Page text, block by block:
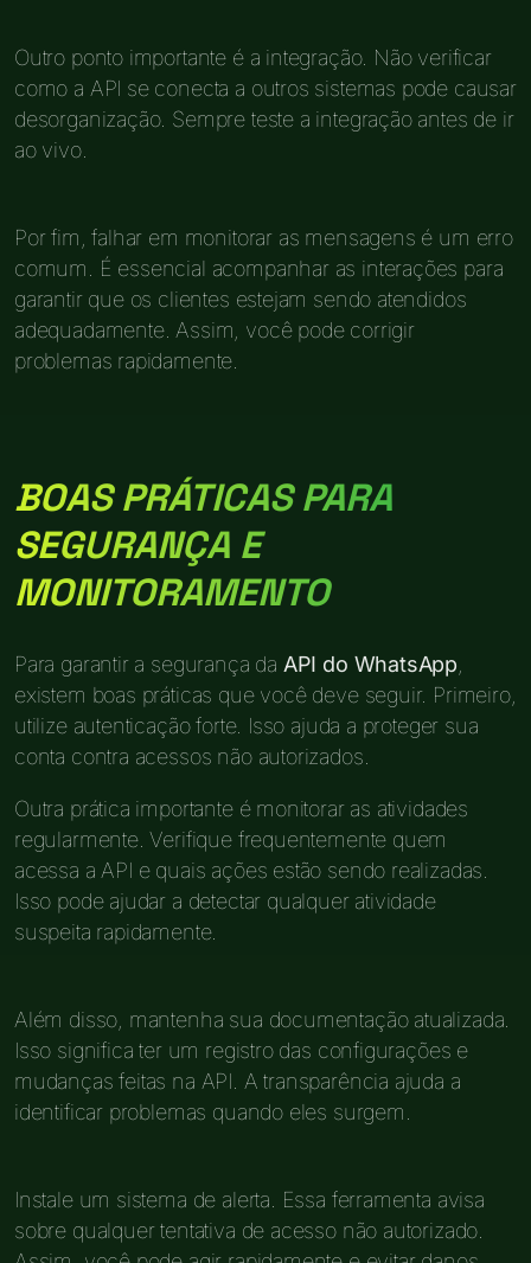
Outro ponto importante é a integração. Não verificar
como a API se conecta a outros sistemas pode causar
desorganização. Sempre teste a integração antes de ir
ao vivo.
Por fim, falhar em monitorar as mensagens é um erro
comum. É essencial acompanhar as interações para
garantir que os clientes estejam sendo atendidos
adequadamente. Assim, você pode corrigir
problemas rapidamente.
BOAS PRÁTICAS PARA
SEGURANÇA E
MONITORAMENTO
Para garantir a segurança da API do WhatsApp
existem boas práticas que você deve seguir. Primeiro,
utilize autenticação forte. Isso ajuda a proteger sua
conta contra acessos não autorizados.
Outra prática importante é monitorar as atividades
regularmente. Verifique frequentemente quem
acessa a API e quais ações estão sendo realizadas.
Isso pode ajudar a detectar qualquer atividade
suspeita rapidamente.
Além disso, mantenha sua documentação atualizada.
Isso significa ter um registro das configurações e
mudanças feitas na API. A transparência ajuda a
identificar problemas quando eles surgem.
Instale um sistema de alerta. Essa ferramenta avisa
sobre qualquer tentativa de acesso não autorizado.